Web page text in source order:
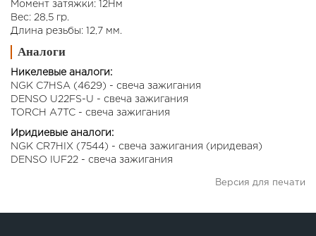
Момент затяжки: 12Нм
Вес: 28,5 гр.
Длина резьбы: 12,7 мм.
Аналоги
Никелевые аналоги:
NGK C7HSA (4629) - свеча зажигания
DENSO U22FS-U - свеча зажигания
TORCH A7TC - свеча зажигания
Иридиевые аналоги:
NGK CR7HIX (7544) - свеча зажигания (иридевая)
DENSO IUF22 - свеча зажигания
Версия для печати